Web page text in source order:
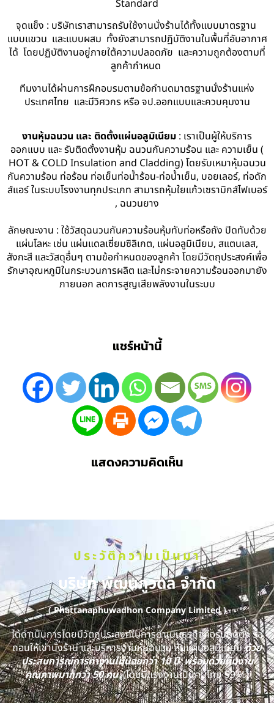
Standard
จุดแข็ง : บริษัทเราสามารถรับใช้งานนั่งร้านได้ทั้งแบบมาตรฐาน
แบบแขวน และแบบผสม ทั้งยังสามารถปฏิบัติงานในพื้นที่อับอากาศ
ได้ โดยปฏิบัติงานอยู่ภายใต้ความปลอดภัย และความถูกต้องตามที่
ลูกค้ากำหนด
ทีมงานได้ผ่านการฝึกอบรมตามข้อกำนดมาตรฐานนั่งร้านแห่ง
ประเทศไทย และมีวิศวกร หรือ จป.ออกแบบและควบคุมงาน
งานหุ้มฉนวน และ ติดตั้งแผ่นอลูมิเนียม : เราเป็นผู้ให้บริการ
ออกแบบ และ รับติดตั้งงานหุ้ม ฉนวนกันความร้อน และ ความเย็น (
HOT & COLD Insulation and Cladding) โดยรับเหมาหุ้มฉนวน
กันความร้อน ท่อร้อน ท่อเย็นท่อน้ำร้อน-ท่อน้ำเย็น, บอยเลอร์, ท่อดัก
ส์แอร์ ในระบบโรงงานทุกประเภท สามารถหุ้มใยแก้วเซรามิกส์ไฟเบอร์
, ฉนวนยาง
ลักษณะงาน : ใช้วัสดุฉนวนกันความร้อนหุ้มทับท่อหรือถัง ปิดทับด้วย
แผ่นโลหะ เช่น แผ่นแดลเซี่ยมซิลิเกต, แผ่นอลูมิเนียม, สแตนเลส,
สังกะสี และวัสดุอื่นๆ ตามข้อกำหนดของลูกค้า โดยมีวัตถุประสงค์เพื่อ
รักษาอุณหภูมิในกระบวนการผลิต และไม่กระจายความร้อนออกมายัง
ภายนอก ลดการสูญเสียพลังงานในระบบ
แชร์หน้านี้
แสดงความคิดเห็น
ประวัติความเป็นมา
บริษัท พัฒนภูวดล จำกัด
( Phattanaphuwadhon Company Limited )
ได้ดำเนินการโดยมีวัตถุประสงค์ในการดำเนินธุรกิจคือรับติดตั้ง รื้อ
ถอนให้เช่านั่งร้าน และบริการงานหุ้มฉนวน หุ้มแผ่นอลูมิเนียมด้วย
ประสบการณ์การทำงานไม่น้อยกว่า 10 ปี พร้อมด้วยทีมงาน
คุณภาพมากกว่า 50 คน(โดยมีแรงงานเป็นคนไทย 99 %)